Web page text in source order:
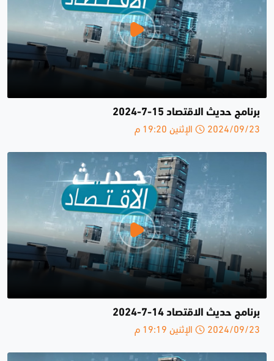
برنامج حديث الاقتصاد 15-7-2024
2024/09/23 الإثنين 19:20 م
برنامج حديث الاقتصاد 14-7-2024
2024/09/23 الإثنين 19:19 م